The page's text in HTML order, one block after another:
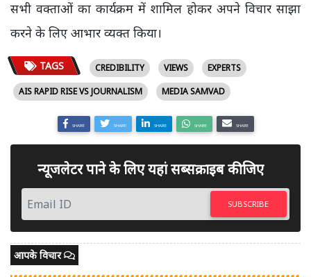
सभी वक्ताओं का कार्यक्रम में शामिल होकर अपने विचार साझा
करने के लिए आभार व्यक्त किया।
TAGS CREDIBILITY VIEWS
EXPERTS
AIS RAPID RISE VS JOURNALISM
MEDIA SAMVAD
SHARE SHARE SHARE SHARE SHARE
न्यूजलेटर पाने के लिए यहां सब्सक्राइब कीजिए
SUBSCRIBE
आपके विचार